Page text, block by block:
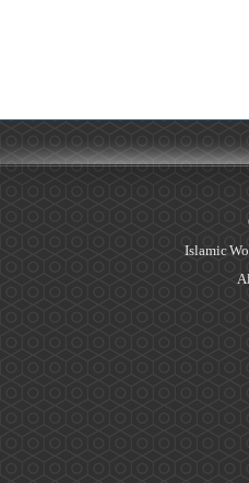
Islamic